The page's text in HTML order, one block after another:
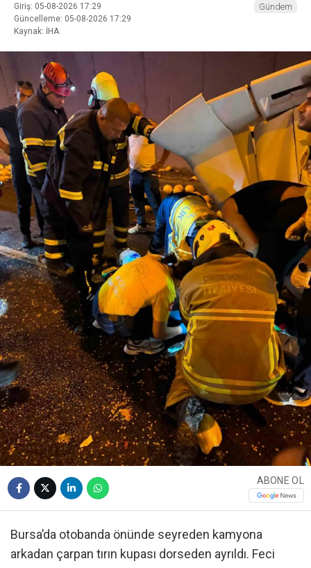
Giriş: 05-08-2026 17:29
Güncelleme: 05-08-2026 17:29
Kaynak: İHA
Gündem
ABONE OL
Bursa’da otobanda önünde seyreden kamyona
arkadan çarpan tırın kupası dorseden ayrıldı. Feci